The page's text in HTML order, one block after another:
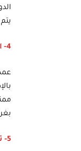
4- المضاربات في السوق الموازية
5- تعديل الموازنة